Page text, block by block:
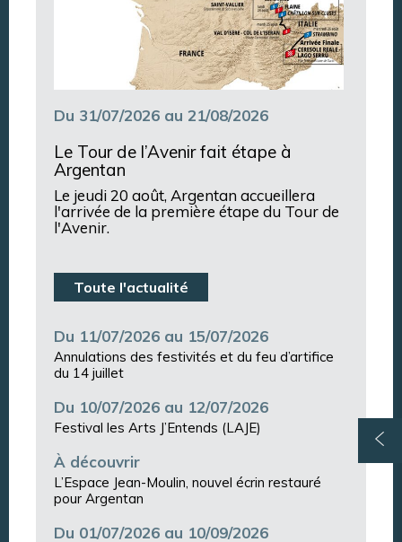
Du 31/07/2026 au 21/08/2026
Le Tour de l’Avenir fait étape à
Argentan
Le jeudi 20 août, Argentan accueillera
l'arrivée de la première étape du Tour de
l'Avenir.
Toute l'actualité
Du 11/07/2026 au 15/07/2026
Annulations des festivités et du feu d’artifice
du 14 juillet
Du 10/07/2026 au 12/07/2026
Festival les Arts J’Entends (LAJE)
À découvrir
L’Espace Jean-Moulin, nouvel écrin restauré
pour Argentan
Du 01/07/2026 au 10/09/2026